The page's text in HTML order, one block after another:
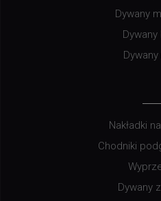
Dywany
Nakładki
Chodniki
Dywany